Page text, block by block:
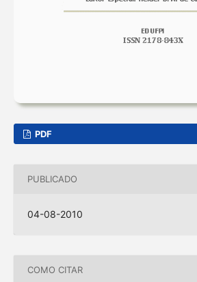
PDF
PUBLICADO
04-08-2010
COMO CITAR